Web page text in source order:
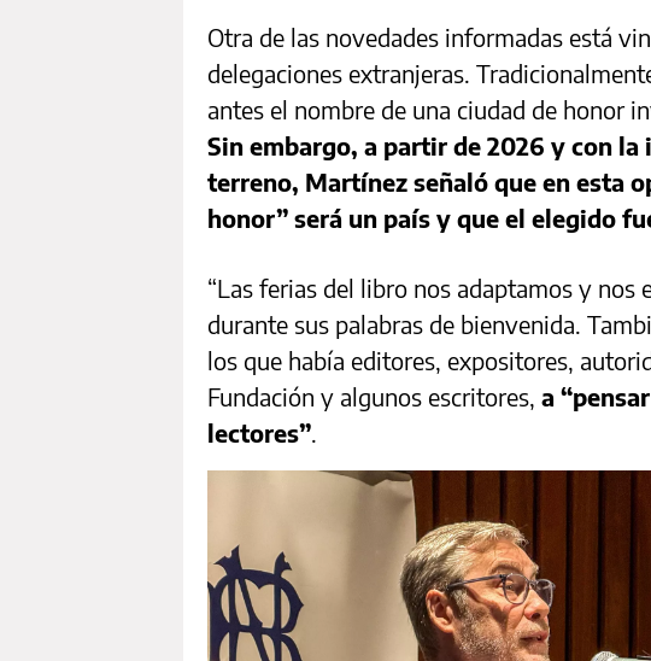
Otra de las novedades informadas está
delegaciones extranjeras.
antes el nombre de una ciudad de honor
Sin embargo, a partir de 2026 y con la
terreno, Martínez señaló que en esta
honor” será un país y que el elegido
“Las ferias del libro nos adaptamos y nos
durante sus palabras de bienvenida.
los que había editores, expositores,
Fundación y algunos escritores, a
lectores”.